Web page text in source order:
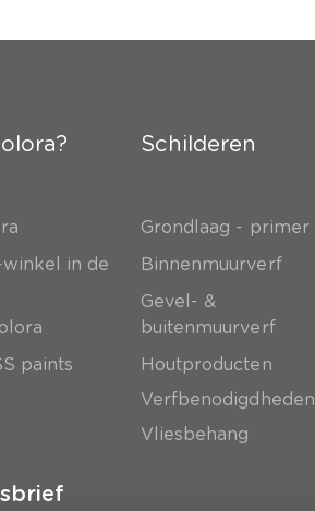
in de
paints
Schilderen
Grondlaag - primer
Binnenmuurverf
Gevel- &
buitenmuurverf
Houtproducten
Verfbenodigdheden
Vliesbehang